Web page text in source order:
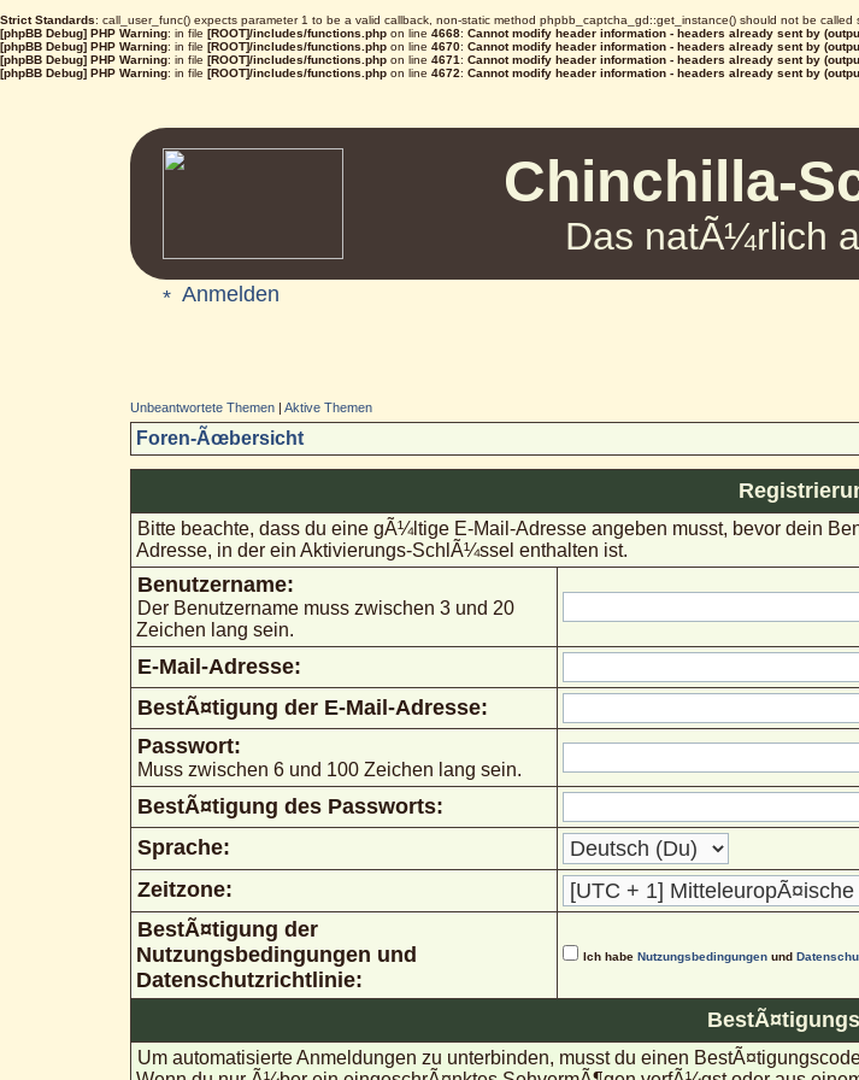
Strict Standards: call_user_func() expects parameter 1 to be a valid callback, non-static method phpbb_captcha_gd::get_instance() should not be called
[phpBB Debug] PHP Warning: in file [ROOT]/includes/functions.php on line 4668: Cannot modify header information - headers already sent by
[phpBB Debug] PHP Warning: in file [ROOT]/includes/functions.php on line 4670: Cannot modify header information - headers already sent by
[phpBB Debug] PHP Warning: in file [ROOT]/includes/functions.php on line 4671 : Cannot modify header information - headers already sent by
[phpBB Debug] PHP Warning: in file [ROOT]/includes/functions.php on line 4672: Cannot modify header information - headers already sent by
Chinchilla-
Das natÃ¼rlich
Anmelden
Unbeantwortete Themen| Aktive Themen
Foren-Ãœbersicht
Bitte beachte, dass du eine gÃ¼ltige E-Mail-Adresse angeben musst, bevor dein
Adresse, in der ein Aktivierungs-SchlÃ¼ssel enthalten ist.
Benutzername:
Der Benutzername muss zwischen 3 und 20
Zeichen lang sein.
E-Mail-Adresse:
BestÃ¤tigung der E-Mail-Adresse:
Passwort:
Muss zwischen 6 und 100 Zeichen lang sein.
BestÃ¤tigung des Passworts:
Sprache:
Zeitzone:
BestÃ¤tigung der
Nutzungsbedingungen und
Datenschutzrichtlinie:
Ich habe Nutzungsbedingungenund
Um automatisierte Anmeldungen zu unterbinden, musst du einen